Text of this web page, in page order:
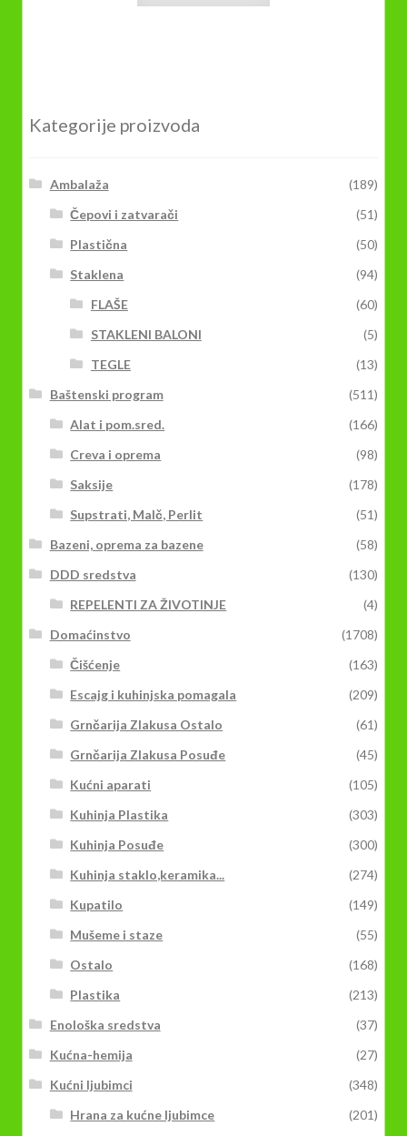
Kategorije proizvoda
Ambalaža
(189)
Čepovi i zatvarači
(51)
Plastična
(50)
Staklena
(94)
FLAŠE
(60)
STAKLENI BALONI
(5)
TEGLE
(13)
Baštenski program
(511)
Alat i pom.sred.
(166)
Creva i oprema
(98)
Saksije
(178)
Supstrati, Malč, Perlit
(51)
Bazeni, oprema za bazene
(58)
DDD sredstva
(130)
REPELENTI ZA ŽIVOTINJE
(4)
Domaćinstvo
(1708)
Čišćenje
(163)
Escajg i kuhinjska pomagala
(209)
Grnčarija Zlakusa Ostalo
(61)
Grnčarija Zlakusa Posuđe
(45)
Kućni aparati
(105)
Kuhinja Plastika
(303)
Kuhinja Posuđe
(300)
Kuhinja staklo,keramika...
(274)
Kupatilo
(149)
Mušeme i staze
(55)
Ostalo
(168)
Plastika
(213)
Enološka sredstva
(37)
Kućna-hemija
(27)
Kućni ljubimci
(348)
Hrana za kućne ljubimce
(201)